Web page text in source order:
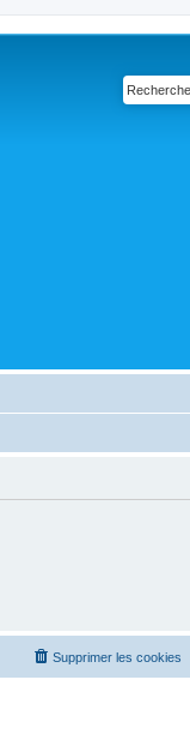
Supprimer les cookies